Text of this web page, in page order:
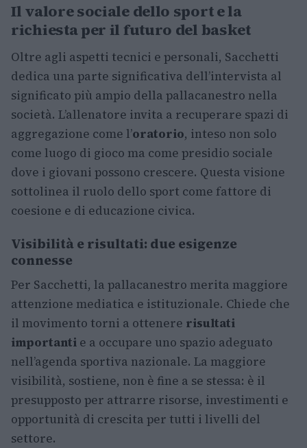
Il valore sociale dello sport e la
richiesta per il futuro del basket
Oltre agli aspetti tecnici e personali, Sacchetti
dedica una parte significativa dell’intervista al
significato più ampio della pallacanestro nella
società. L’allenatore invita a recuperare spazi di
aggregazione come l’oratorio, inteso non solo
come luogo di gioco ma come presidio sociale
dove i giovani possono crescere. Questa visione
sottolinea il ruolo dello sport come fattore di
coesione e di educazione civica.
Visibilità e risultati: due esigenze
connesse
Per Sacchetti, la pallacanestro merita maggiore
attenzione mediatica e istituzionale. Chiede che
il movimento torni a ottenere risultati
importanti e a occupare uno spazio adeguato
nell’agenda sportiva nazionale. La maggiore
visibilità, sostiene, non è fine a se stessa: è il
presupposto per attrarre risorse, investimenti e
opportunità di crescita per tutti i livelli del
settore.